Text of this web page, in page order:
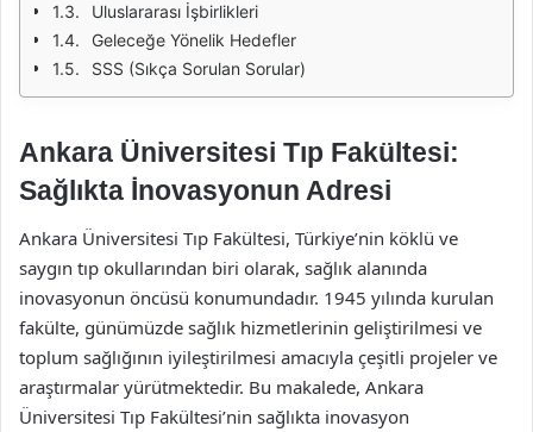
Uluslararası İşbirlikleri
Geleceğe Yönelik Hedefler
SSS (Sıkça Sorulan Sorular)
Ankara Üniversitesi Tıp Fakültesi:
Sağlıkta İnovasyonun Adresi
Ankara Üniversitesi Tıp Fakültesi, Türkiye’nin köklü ve
saygın tıp okullarından biri olarak, sağlık alanında
inovasyonun öncüsü konumundadır. 1945 yılında kurulan
fakülte, günümüzde sağlık hizmetlerinin geliştirilmesi ve
toplum sağlığının iyileştirilmesi amacıyla çeşitli projeler ve
araştırmalar yürütmektedir. Bu makalede, Ankara
Üniversitesi Tıp Fakültesi’nin sağlıkta inovasyon